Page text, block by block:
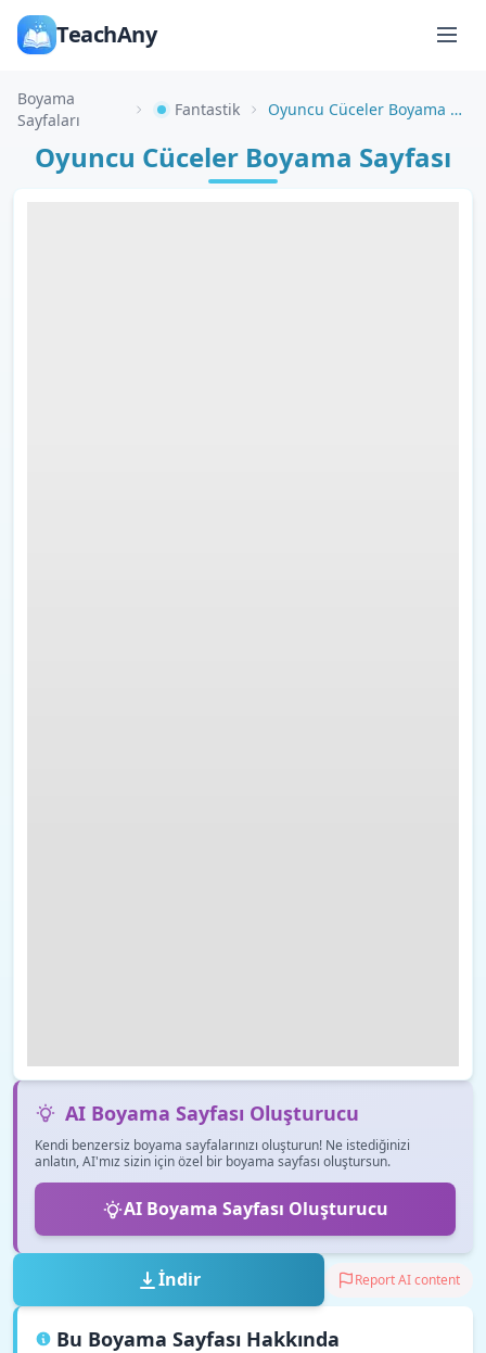
TeachAny
Boyama
Sayfaları
Fantastik Oyuncu Cüceler Boyama Sayfası
Oyuncu Cüceler Boyama Sayfası
AI Boyama Sayfası Oluşturucu
Kendi benzersiz boyama sayfalarınızı oluşturun! Ne istediğinizi
anlatın, AI'mız sizin için özel bir boyama sayfası oluştursun.
AI Boyama Sayfası Oluşturucu
İndir Report AI content
Bu Boyama Sayfası Hakkında